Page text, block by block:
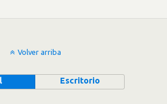
Volver arriba
Escritorio